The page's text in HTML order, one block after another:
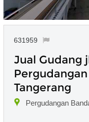
631959
Jual Gudang
Tangerang
Pergudangan